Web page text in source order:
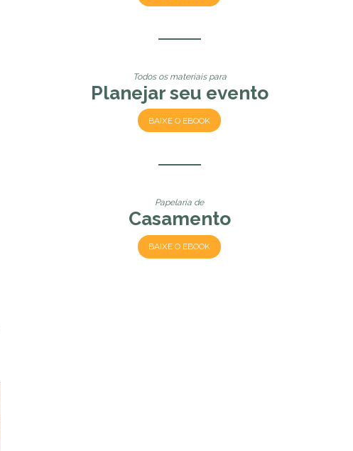
Todos os materiais para
Planejar seu evento
BAIXE O EBOOK
Papelaria de
Casamento
BAIXE O EBOOK